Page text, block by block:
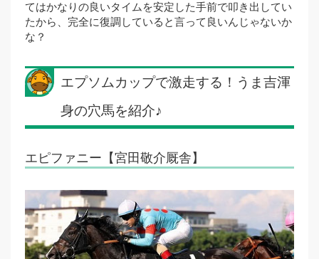
てはかなりの良いタイムを安定した手前で叩き出してい
たから、完全に復調していると言って良いんじゃないか
な？
エプソムカップで激走する！うま吉渾
身の穴馬を紹介♪
エピファニー【宮田敬介厩舎】